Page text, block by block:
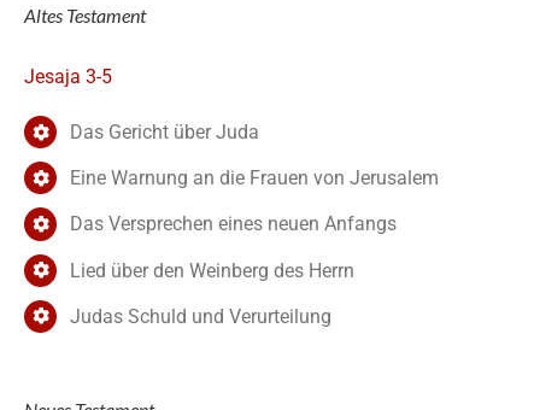
Altes Testament
Jesaja 3-5
Das Gericht über Juda
Eine Warnung an die Frauen von Jerusalem
Das Versprechen eines neuen Anfangs
Lied über den Weinberg des Herrn
Judas Schuld und Verurteilung